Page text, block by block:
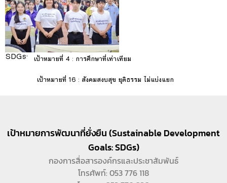
SDGs:
4 เป้าหมายที่ 4 : การศึกษาที่เท่าเทียม
เป้าหมายที่ 16 : สังคมสงบสุข ยุติธรรม ไม่แบ่งแยก
เป้าหมายการพัฒนาที่ยั่งยืน (Sustainable Development
Goals: SDGs)
กองการสื่อสารองค์กรและประชาสัมพันธ์
โทรศัพท์: 053 776 118